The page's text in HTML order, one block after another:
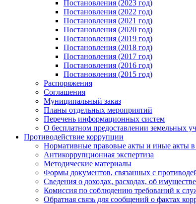
Постановления (2023 год)
Постановления (2022 год)
Постановления (2021 год)
Постановления (2020 год)
Постановления (2019 год)
Постановления (2018 год)
Постановления (2017 год)
Постановления (2016 год)
Постановления (2015 год)
Распоряжения
Соглашения
Муниципальный заказ
Планы отдельных мероприятий
Перечень информационных систем
О бесплатном предоставлении земельных
Противодействие коррупции
Нормативные правовые акты и иные акты в
Антикоррупционная экспертиза
Методические материалы
Формы документов, связанных с
Сведения о доходах, расходах, об
Комиссия по соблюдению требований к
Обратная связь для сообщений о фактах